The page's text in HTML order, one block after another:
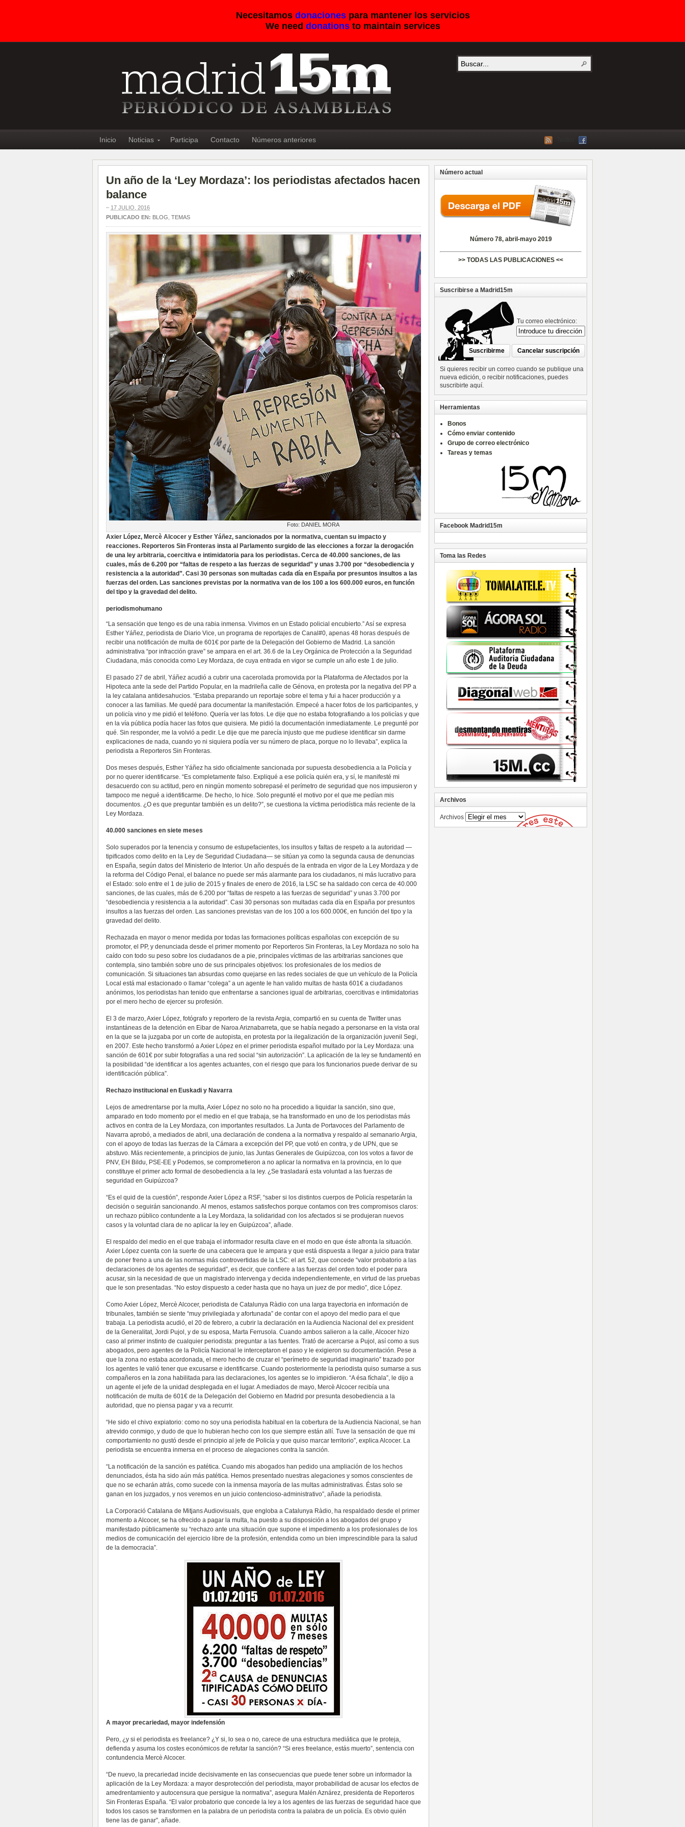
Necesitamos donacionespara mantener los servicios
We need donationsto maintain services
Inicio Noticias Participa Contacto Números anteriores
Un año de la ‘Ley Mordaza’: los periodistas afectados hacen
balance
– 17 JULIO, 2016
PUBLICADO EN: BLOG TEMAS
Foto: DANIEL MORA
Axier López, Mercè Alcocer y Esther Yáñez, sancionados por la normativa, cuentan su impacto y
reacciones. Reporteros Sin Fronteras insta al Parlamento surgido de las elecciones a forzar la derogación
de una ley arbitraria, coercitiva e intimidatoria para los periodistas. Cerca de 40.000 sanciones, de las
cuales, más de 6.200 por “faltas de respeto a las fuerzas de seguridad” y unas 3.700 por “desobediencia y
resistencia a la autoridad”. Casi 30 personas son multadas cada día en España por presuntos insultos a las
fuerzas del orden. Las sanciones previstas por la normativa van de los 100 a los 600.000 euros, en función
del tipo y la gravedad del delito.
periodismohumano
“La sensación que tengo es de una rabia inmensa. Vivimos en un Estado policial encubierto.” Así se expresa
Esther Yáñez, periodista de Diario Vice, un programa de reportajes de Canal#0, apenas 48 horas después de
recibir una notificación de multa de 601€ por parte de la Delegación del Gobierno de Madrid. La sanción
administrativa “por infracción grave” se ampara en el art. 36.6 de la Ley Orgánica de Protección a la Seguridad
Ciudadana, más conocida como Ley Mordaza, de cuya entrada en vigor se cumple un año este 1 de julio.
El pasado 27 de abril, Yáñez acudió a cubrir una cacerolada promovida por la Plataforma de Afectados por la
Hipoteca ante la sede del Partido Popular, en la madrileña calle de Génova, en protesta por la negativa del PP a
la ley catalana antidesahucios. “Estaba preparando un reportaje sobre el tema y fui a hacer producción y a
conocer a las familias. Me quedé para documentar la manifestación. Empecé a hacer fotos de los participantes, y
un policía vino y me pidió el teléfono. Quería ver las fotos. Le dije que no estaba fotografiando a los policías y que
en la vía pública podía hacer las fotos que quisiera. Me pidió la documentación inmediatamente. Le pregunté por
qué. Sin responder, me la volvió a pedir. Le dije que me parecía injusto que me pudiese identificar sin darme
explicaciones de nada, cuando yo ni siquiera podía ver su número de placa, porque no lo llevaba”, explica la
periodista a Reporteros Sin Fronteras.
Dos meses después, Esther Yáñez ha sido oficialmente sancionada por supuesta desobediencia a la Policía y
por no querer identificarse. “Es completamente falso. Expliqué a ese policía quién era, y sí, le manifesté mi
desacuerdo con su actitud, pero en ningún momento sobrepasé el perímetro de seguridad que nos impusieron y
tampoco me negué a identificarme. De hecho, lo hice. Solo pregunté el motivo por el que me pedían mis
documentos. ¿O es que preguntar también es un delito?”, se cuestiona la víctima periodística más reciente de la
Ley Mordaza.
40.000 sanciones en siete meses
Solo superados por la tenencia y consumo de estupefacientes, los insultos y faltas de respeto a la autoridad —
tipificados como delito en la Ley de Seguridad Ciudadana— se sitúan ya como la segunda causa de denuncias
en España, según datos del Ministerio de Interior. Un año después de la entrada en vigor de la Ley Mordaza y de
la reforma del Código Penal, el balance no puede ser más alarmante para los ciudadanos, ni más lucrativo para
el Estado: solo entre el 1 de julio de 2015 y finales de enero de 2016, la LSC se ha saldado con cerca de 40.000
sanciones, de las cuales, más de 6.200 por “faltas de respeto a las fuerzas de seguridad” y unas 3.700 por
“desobediencia y resistencia a la autoridad”. Casi 30 personas son multadas cada día en España por presuntos
insultos a las fuerzas del orden. Las sanciones previstas van de los 100 a los 600.000€, en función del tipo y la
gravedad del delito.
Rechazada en mayor o menor medida por todas las formaciones políticas españolas con excepción de su
promotor, el PP, y denunciada desde el primer momento por Reporteros Sin Fronteras, la Ley Mordaza no solo ha
caído con todo su peso sobre los ciudadanos de a pie, principales víctimas de las arbitrarias sanciones que
contempla, sino también sobre uno de sus principales objetivos: los profesionales de los medios de
comunicación. Si situaciones tan absurdas como quejarse en las redes sociales de que un vehículo de la Policía
Local está mal estacionado o llamar “colega” a un agente le han valido multas de hasta 601€ a ciudadanos
anónimos, los periodistas han tenido que enfrentarse a sanciones igual de arbitrarias, coercitivas e intimidatorias
por el mero hecho de ejercer su profesión.
El 3 de marzo, Axier López, fotógrafo y reportero de la revista Argia, compartió en su cuenta de Twitter unas
instantáneas de la detención en Eibar de Naroa Ariznabarreta, que se había negado a personarse en la vista oral
en la que se la juzgaba por un corte de autopista, en protesta por la ilegalización de la organización juvenil Segi,
en 2007. Este hecho transformó a Axier López en el primer periodista español multado por la Ley Mordaza: una
sanción de 601€ por subir fotografías a una red social “sin autorización”. La aplicación de la ley se fundamentó en
la posibilidad “de identificar a los agentes actuantes, con el riesgo que para los funcionarios puede derivar de su
identificación pública”.
Rechazo institucional en Euskadi y Navarra
Lejos de amedrentarse por la multa, Axier López no solo no ha procedido a liquidar la sanción, sino que,
amparado en todo momento por el medio en el que trabaja, se ha transformado en uno de los periodistas más
activos en contra de la Ley Mordaza, con importantes resultados. La Junta de Portavoces del Parlamento de
Navarra aprobó, a mediados de abril, una declaración de condena a la normativa y respaldo al semanario Argia,
con el apoyo de todas las fuerzas de la Cámara a excepción del PP, que votó en contra, y de UPN, que se
abstuvo. Más recientemente, a principios de junio, las Juntas Generales de Guipúzcoa, con los votos a favor de
PNV, EH Bildu, PSE-EE y Podemos, se comprometieron a no aplicar la normativa en la provincia, en lo que
constituye el primer acto formal de desobediencia a la ley. ¿Se trasladará esta voluntad a las fuerzas de
seguridad en Guipúzcoa?
“Es el quid de la cuestión”, responde Axier López a RSF, “saber si los distintos cuerpos de Policía respetarán la
decisión o seguirán sancionando. Al menos, estamos satisfechos porque contamos con tres compromisos claros:
un rechazo público contundente a la Ley Mordaza, la solidaridad con los afectados si se produjeran nuevos
casos y la voluntad clara de no aplicar la ley en Guipúzcoa”, añade.
El respaldo del medio en el que trabaja el informador resulta clave en el modo en que éste afronta la situación.
Axier López cuenta con la suerte de una cabecera que le ampara y que está dispuesta a llegar a juicio para tratar
de poner freno a una de las normas más controvertidas de la LSC: el art. 52, que concede “valor probatorio a las
declaraciones de los agentes de seguridad”, es decir, que confiere a las fuerzas del orden todo el poder para
acusar, sin la necesidad de que un magistrado intervenga y decida independientemente, en virtud de las pruebas
que le son presentadas. “No estoy dispuesto a ceder hasta que no haya un juez de por medio”, dice López.
Como Axier López, Mercè Alcocer, periodista de Catalunya Ràdio con una larga trayectoria en información de
tribunales, también se siente “muy privilegiada y afortunada” de contar con el apoyo del medio para el que
trabaja. La periodista acudió, el 20 de febrero, a cubrir la declaración en la Audiencia Nacional del ex president
de la Generalitat, Jordi Pujol, y de su esposa, Marta Ferrusola. Cuando ambos salieron a la calle, Alcocer hizo
caso al primer instinto de cualquier periodista: preguntar a las fuentes. Trató de acercarse a Pujol, así como a sus
abogados, pero agentes de la Policía Nacional le interceptaron el paso y le exigieron su documentación. Pese a
que la zona no estaba acordonada, el mero hecho de cruzar el “perímetro de seguridad imaginario” trazado por
los agentes le valió tener que excusarse e identificarse. Cuando posteriormente la periodista quiso sumarse a sus
compañeros en la zona habilitada para las declaraciones, los agentes se lo impidieron. “A ésa fíchala”, le dijo a
un agente el jefe de la unidad desplegada en el lugar. A mediados de mayo, Mercè Alcocer recibía una
notificación de multa de 601€ de la Delegación del Gobierno en Madrid por presunta desobediencia a la
autoridad, que no piensa pagar y va a recurrir.
“He sido el chivo expiatorio: como no soy una periodista habitual en la cobertura de la Audiencia Nacional, se han
atrevido conmigo, y dudo de que lo hubieran hecho con los que siempre están allí. Tuve la sensación de que mi
comportamiento no gustó desde el principio al jefe de Policía y que quiso marcar territorio”, explica Alcocer. La
periodista se encuentra inmersa en el proceso de alegaciones contra la sanción.
“La notificación de la sanción es patética. Cuando mis abogados han pedido una ampliación de los hechos
denunciados, ésta ha sido aún más patética. Hemos presentado nuestras alegaciones y somos conscientes de
que no se echarán atrás, como sucede con la inmensa mayoría de las multas administrativas. Éstas solo se
ganan en los juzgados, y nos veremos en un juicio contencioso-administrativo”, añade la periodista.
La Corporació Catalana de Mitjans Audiovisuals, que engloba a Catalunya Ràdio, ha respaldado desde el primer
momento a Alcocer, se ha ofrecido a pagar la multa, ha puesto a su disposición a los abogados del grupo y
manifestado públicamente su “rechazo ante una situación que supone el impedimento a los profesionales de los
medios de comunicación del ejercicio libre de la profesión, entendida como un bien imprescindible para la salud
de la democracia”.
A mayor precariedad, mayor indefensión
Pero, ¿y si el periodista es freelance? ¿Y si, lo sea o no, carece de una estructura mediática que le proteja,
defienda y asuma los costes económicos de refutar la sanción? “Si eres freelance, estás muerto”, sentencia con
contundencia Mercè Alcocer.
“De nuevo, la precariedad incide decisivamente en las consecuencias que puede tener sobre un informador la
aplicación de la Ley Mordaza: a mayor desprotección del periodista, mayor probabilidad de acusar los efectos de
amedrentamiento y autocensura que persigue la normativa”, asegura Malén Aznárez, presidenta de Reporteros
Sin Fronteras España. “El valor probatorio que concede la ley a los agentes de las fuerzas de seguridad hace que
todos los casos se transformen en la palabra de un periodista contra la palabra de un policía. Es obvio quién
tiene las de ganar”, añade.
Número actual
Número 78, abril-mayo 2019
>> TODAS LAS PUBLICACIONES <<
Suscribirse a Madrid15m
Tu correo electrónico:
Si quieres recibir un correo cuando se publique una
nueva edición, o recibir notificaciones, puedes
suscribirte aquí.
Herramientas
Bonos
Cómo enviar contenido
Grupo de correo electrónico
Tareas y temas
Facebook Madrid15m
Toma las Redes
Archivos
Archivos